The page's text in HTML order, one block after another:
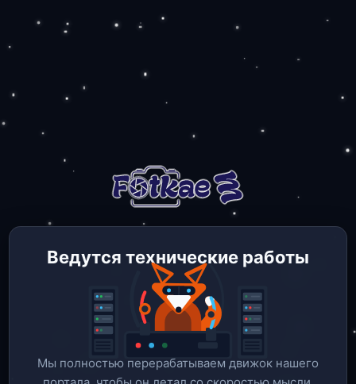
Ведутся технические работы
Мы полностью перерабатываем движок нашего